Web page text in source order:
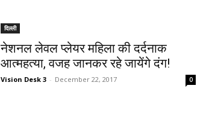
दिल्ली
नेशनल लेवल प्लेयर महिला की दर्दनाक
आत्महत्या, वजह जानकर रहे जायेंगे दंग!
Vision Desk 3 - December 22, 2017 0